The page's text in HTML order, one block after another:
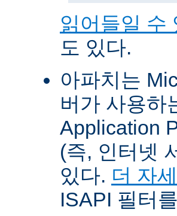
읽어들일 수
도 있다.
아파치는
버가 사용하
Application
(즉, 인터넷
있다. 더 자
ISAPI 필터